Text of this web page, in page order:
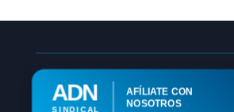
ADN
SINDICAL
AFÍLIATE CON
NOSOTROS